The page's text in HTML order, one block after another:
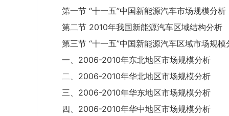
第一节 “十一五”中国新能源汽车市场规模分析
第二节 2010年我国新能源汽车区域结构分析
第三节 “十一五”中国新能源汽车区域市场规模
一、2006-2010年东北地区市场规模分析
二、2006-2010年华北地区市场规模分析
三、2006-2010年华东地区市场规模分析
四、2006-2010年华中地区市场规模分析